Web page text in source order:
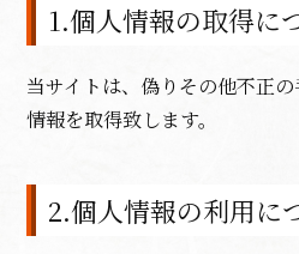
1.個人情報の取得に
当サイトは、偽りその他不正
情報を取得致します。
2.個人情報の利用に